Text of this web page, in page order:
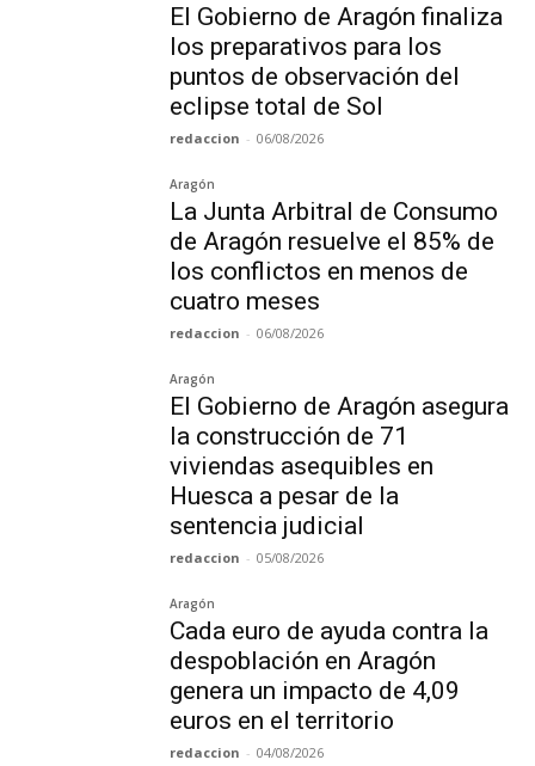
El Gobierno de Aragón finaliza
los preparativos para los
puntos de observación del
eclipse total de Sol
redaccion - 06/08/2026
Aragón
La Junta Arbitral de Consumo
de Aragón resuelve el 85% de
los conflictos en menos de
cuatro meses
redaccion - 06/08/2026
Aragón
El Gobierno de Aragón asegura
la construcción de 71
viviendas asequibles en
Huesca a pesar de la
sentencia judicial
redaccion - 05/08/2026
Aragón
Cada euro de ayuda contra la
despoblación en Aragón
genera un impacto de 4,09
euros en el territorio
redaccion - 04/08/2026